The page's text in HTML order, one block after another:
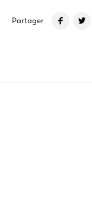
Partager